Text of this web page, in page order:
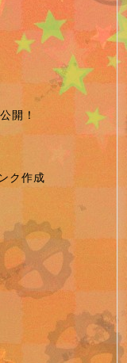
開！
ク作成